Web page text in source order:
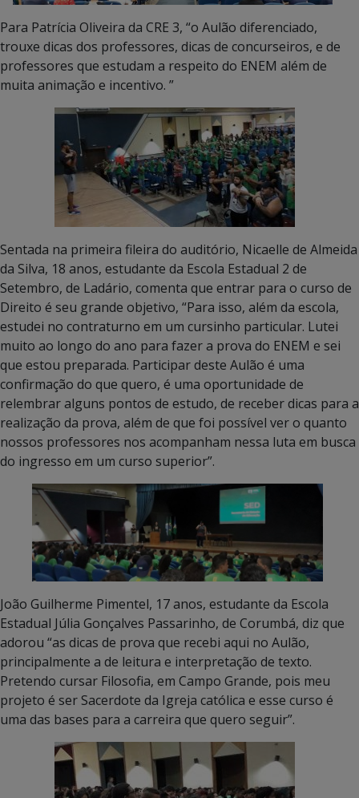
Para Patrícia Oliveira da CRE 3, “o Aulão diferenciado,
trouxe dicas dos professores, dicas de concurseiros, e de
professores que estudam a respeito do ENEM além de
muita animação e incentivo. ”
Sentada na primeira fileira do auditório, Nicaelle de Almeida
da Silva, 18 anos, estudante da Escola Estadual 2 de
Setembro, de Ladário, comenta que entrar para o curso de
Direito é seu grande objetivo, “Para isso, além da escola,
estudei no contraturno em um cursinho particular. Lutei
muito ao longo do ano para fazer a prova do ENEM e sei
que estou preparada. Participar deste Aulão é uma
confirmação do que quero, é uma oportunidade de
relembrar alguns pontos de estudo, de receber dicas para a
realização da prova, além de que foi possível ver o quanto
nossos professores nos acompanham nessa luta em busca
do ingresso em um curso superior”.
João Guilherme Pimentel, 17 anos, estudante da Escola
Estadual Júlia Gonçalves Passarinho, de Corumbá, diz que
adorou “as dicas de prova que recebi aqui no Aulão,
principalmente a de leitura e interpretação de texto.
Pretendo cursar Filosofia, em Campo Grande, pois meu
projeto é ser Sacerdote da Igreja católica e esse curso é
uma das bases para a carreira que quero seguir”.